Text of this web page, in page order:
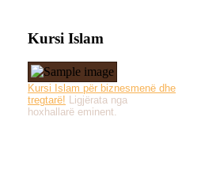
Kursi Islam
Kursi Islam për biznesmenë dhe
tregtarë! Ligjërata nga
hoxhallarë eminent.